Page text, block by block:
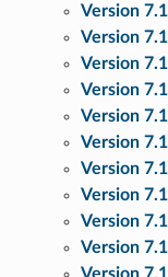
Version
Version
Version
Version
Version
Version
Version
Version
Version
Version